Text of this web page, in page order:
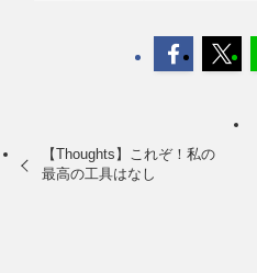
【Thoughts】これぞ！私の
最高の工具はなし